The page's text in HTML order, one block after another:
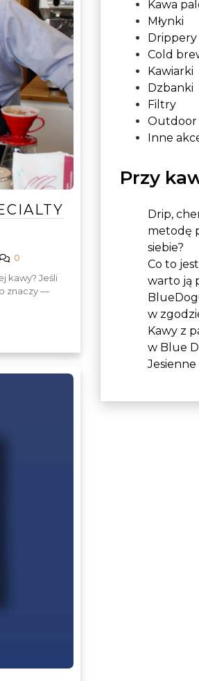
0
kawy? Jeśli
znaczy —
Kawa
Młynki
Drippery
Cold
Kawiarki
Dzbanki
Filtry
Outdoor
Inne
Przy
Drip,
metodę
siebie?
Co to
warto ją
w
Kawy z
w Blue